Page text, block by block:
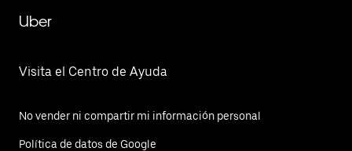
Uber
Visita el Centro de Ayuda
No vender ni compartir mi información personal
Política de datos de Google